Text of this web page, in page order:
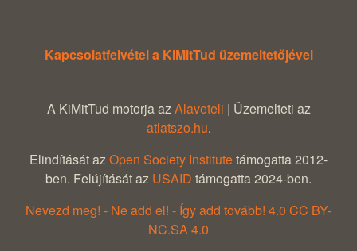
Kapcsolatfelvétel a KiMitTud üzemeltetőjével
A KiMitTud motorja azAlaveteli | Üzemelteti az
atlatszo.hu.
Elindítását azOpen Society Institutetámogatta 2012-
ben. Felújítását az USAID támogatta 2024-ben.
Nevezd meg! - Ne add el! - Így add tovább! 4.0 CC BY-
NC.SA 4.0